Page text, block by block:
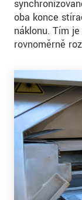
oba konce
náklonu. Tím
rovnoměrně